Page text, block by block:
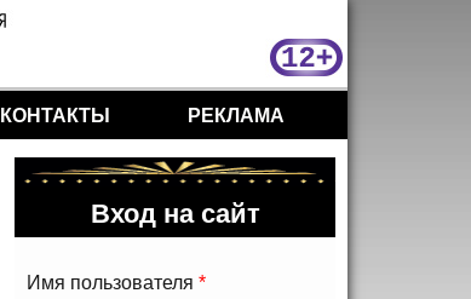
КОНТАКТЫ РЕКЛАМА
Вход на сайт
Имя пользователя *